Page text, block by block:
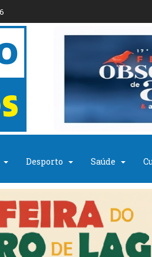
Desporto Saúde